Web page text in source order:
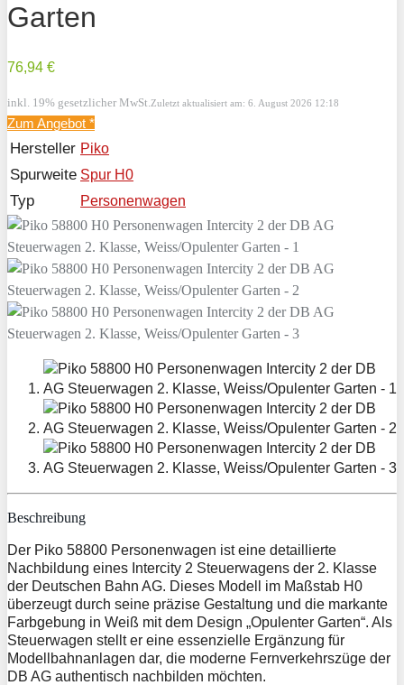
Garten
76,94 €
inkl. 19% gesetzlicher MwSt. Zuletzt aktualisiert am: 6. August 2026 12:18
Zum Angebot *
Hersteller Piko
Spurweite Spur H0
Typ Personenwagen
Beschreibung
Der Piko 58800 Personenwagen ist eine detaillierte
Nachbildung eines Intercity 2 Steuerwagens der 2. Klasse
der Deutschen Bahn AG. Dieses Modell im Maßstab H0
überzeugt durch seine präzise Gestaltung und die markante
Farbgebung in Weiß mit dem Design „Opulenter Garten“. Als
Steuerwagen stellt er eine essenzielle Ergänzung für
Modellbahnanlagen dar, die moderne Fernverkehrszüge der
DB AG authentisch nachbilden möchten.